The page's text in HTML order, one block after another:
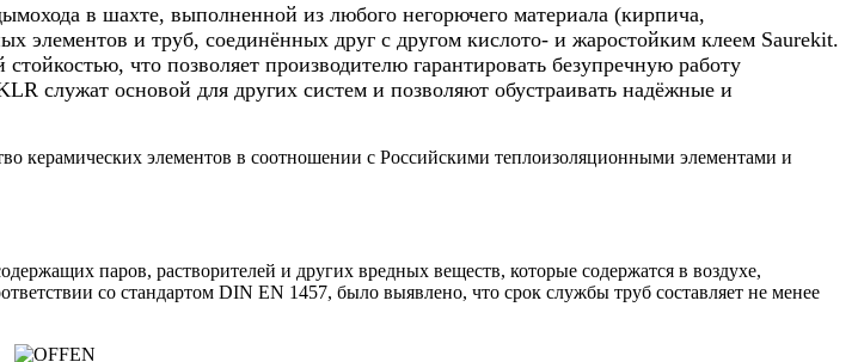
в шахте, выполненной из любого негорючего материала (кирпича,
элементов и труб, соединённых друг с другом кислото- и жаростойким клеем Saurekit.
что позволяет производителю гарантировать безупречную работу
служат основой для других систем и позволяют обустраивать надёжные и
керамических элементов в соотношении с Российскими теплоизоляционными элементами и
паров, растворителей и других вредных веществ, которые содержатся в воздухе,
со стандартом DIN EN 1457, было выявлено, что срок службы труб составляет не менее